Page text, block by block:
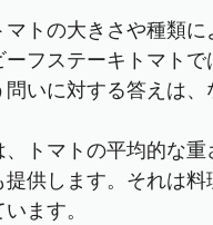
マトの大きさや種類
ーフステーキトマト
いに対する答えは、
、トマトの平均的な
供します。それは
ます。